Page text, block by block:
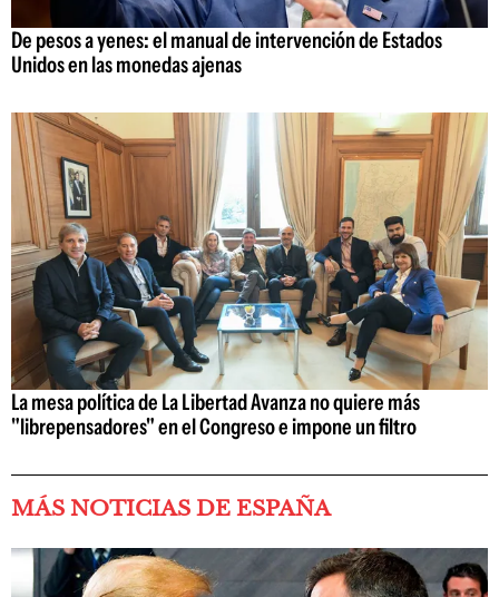
De pesos a yenes: el manual de intervención de Estados
Unidos en las monedas ajenas
La mesa política de La Libertad Avanza no quiere más
"librepensadores" en el Congreso e impone un filtro
MÁS NOTICIAS DE ESPAÑA